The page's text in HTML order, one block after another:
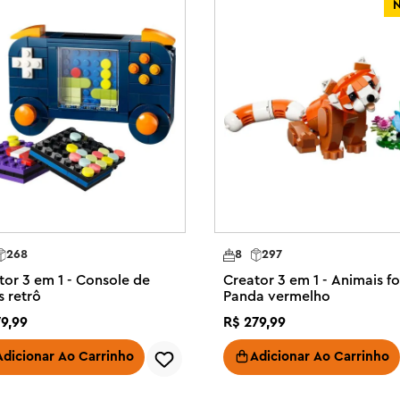
– o aplicativo LEGO Builder
este conjunto. Observe que
– LEGO® Creator Cute
construam e reconstruam 3
podem escolher aventuras
não podem ser
suas orelhas, cabeça, cauda
tem um girassol e uma
topo de uma cenoura; e o
268
3 em 1 - Console de
retrô
,99
Ao Carrinho
297
8
Creator 3 em 1 - Animais
Panda vermelho
R$ 279,99
Adicionar Ao Carrinho